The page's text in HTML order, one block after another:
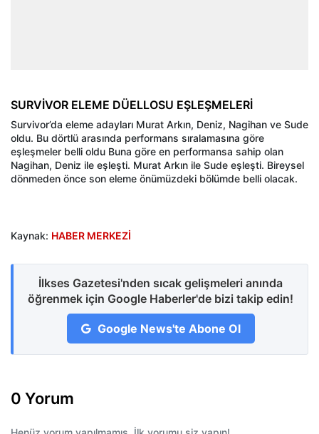
SURVİVOR ELEME DÜELLOSU EŞLEŞMELERİ
Survivor’da eleme adayları Murat Arkın, Deniz, Nagihan ve Sude
oldu. Bu dörtlü arasında performans sıralamasına göre
eşleşmeler belli oldu Buna göre en performansa sahip olan
Nagihan, Deniz ile eşleşti. Murat Arkın ile Sude eşleşti. Bireysel
dönmeden önce son eleme önümüzdeki bölümde belli olacak.
Kaynak: HABER MERKEZİ
İlkses Gazetesi'nden sıcak gelişmeleri anında
öğrenmek için Google Haberler'de bizi takip edin!
Google News'te Abone Ol
0 Yorum